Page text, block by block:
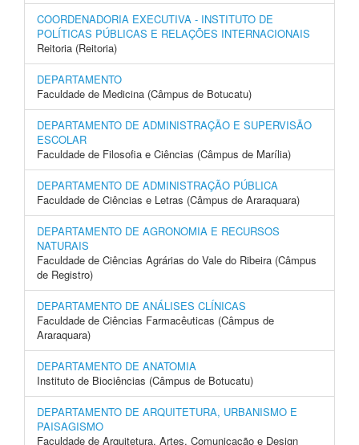
COORDENADORIA EXECUTIVA - INSTITUTO DE
POLÍTICAS PÚBLICAS E RELAÇÕES INTERNACIONAIS
Reitoria (Reitoria)
DEPARTAMENTO
Faculdade de Medicina (Câmpus de Botucatu)
DEPARTAMENTO DE ADMINISTRAÇÃO E SUPERVISÃO
ESCOLAR
Faculdade de Filosofia e Ciências (Câmpus de Marília)
DEPARTAMENTO DE ADMINISTRAÇÃO PÚBLICA
Faculdade de Ciências e Letras (Câmpus de Araraquara)
DEPARTAMENTO DE AGRONOMIA E RECURSOS
NATURAIS
Faculdade de Ciências Agrárias do Vale do Ribeira (Câmpus
de Registro)
DEPARTAMENTO DE ANÁLISES CLÍNICAS
Faculdade de Ciências Farmacêuticas (Câmpus de
Araraquara)
DEPARTAMENTO DE ANATOMIA
Instituto de Biociências (Câmpus de Botucatu)
DEPARTAMENTO DE ARQUITETURA, URBANISMO E
PAISAGISMO
Faculdade de Arquitetura, Artes, Comunicação e Design